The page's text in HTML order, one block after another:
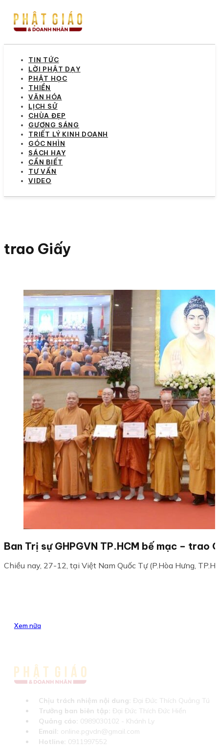
TIN TỨC
LỜI PHẬT DẠY
PHẬT HỌC
THIỀN
VĂN HÓA
LỊCH SỬ
CHÙA ĐẸP
GƯƠNG SÁNG
TRIẾT LÝ KINH DOANH
GÓC NHÌN
SÁCH HAY
CẦN BIẾT
TƯ VẤN
VIDEO
trao Giấy
Ban Trị sự GHPGVN TP.HCM bế mạc –
Chiều nay, 27-12, tại Việt Nam Quốc Tự (P.Hòa Hưng,
Xem nữa
Chịu trách nhiệm nội dung: Đại Đức Thích Quảng Tú
Trưởng ban biên tập: Đại Đức Thích Đức Hiển
Quảng cáo: 0989030102 - Khánh Ly
Email: online.pgvdn@gmail.com
Hotline: 0911997552